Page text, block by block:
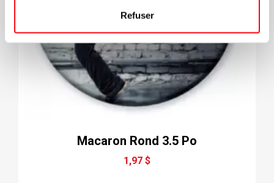
Refuser
Macaron Rond 3.5 Po
1,97 $